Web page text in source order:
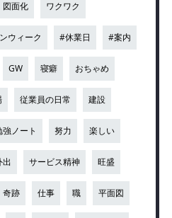
図面化 ワクワク
ウィーク #休業日 #案内
GW 寝癖 おちゃめ
従業員の日常 建設
強ノート 努力 楽しい
出 サービス精神 旺盛
奇跡 仕事 職 平面図